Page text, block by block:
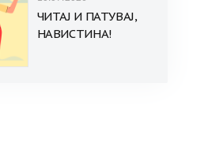
ЧИТАЈ И ПАТУВАЈ,
НАВИСТИНА!